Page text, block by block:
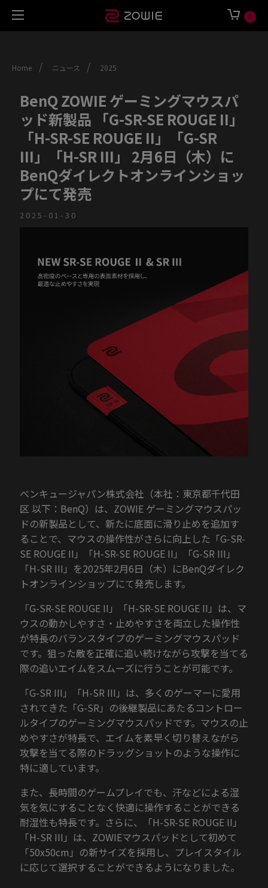
0
Home / ニュース / 2025
BenQ ZOWIE ゲーミングマウスパ
ッド新製品 「G-SR-SE ROUGE II」
「H-SR-SE ROUGE II」「G-SR
III」「H-SR III」 2月6日（木）に
BenQダイレクトオンラインショッ
プにて発売
2025-01-30
ベンキュージャパン株式会社（本社：東京都千代田
区 以下：BenQ）は、ZOWIE ゲーミングマウスパッ
ドの新製品として、新たに底面に滑り止めを追加す
ることで、マウスの操作性がさらに向上した「G-SR-
SE ROUGE II」「H-SR-SE ROUGE II」「G-SR III」
「H-SR III」を2025年2月6日（木）にBenQダイレク
トオンラインショップにて発売します。
「G-SR-SE ROUGE II」「H-SR-SE ROUGE II」は、マ
ウスの動かしやすさ・止めやすさを両立した操作性
が特長のバランスタイプのゲーミングマウスパッド
です。狙った敵を正確に追い続けながら攻撃を当てる
際の追いエイムをスムーズに行うことが可能です。
「G-SR III」「H-SR III」は、多くのゲーマーに愛用
されてきた「G-SR」の後継製品にあたるコントロー
ルタイプのゲーミングマウスパッドです。マウスの止
めやすさが特長で、エイムを素早く切り替えながら
攻撃を当てる際のドラッグショットのような操作に
特に適しています。
また、長時間のゲームプレイでも、汗などによる湿
気を気にすることなく快適に操作することができる
耐湿性も特長です。さらに、「H-SR-SE ROUGE II」
「H-SR III」は、ZOWIEマウスパッドとして初めて
「50x50cm」の新サイズを採用し、プレイスタイル
に応じて選択することができるようになりました。